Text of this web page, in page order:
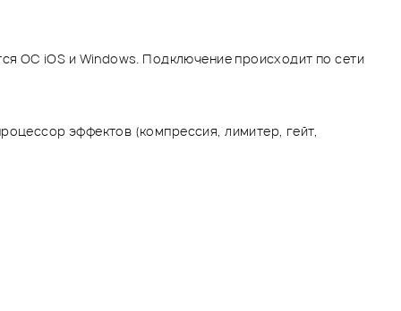
ОС iOS и Windows. Подключение происходит по сети
эффектов (компрессия, лимитер, гейт,